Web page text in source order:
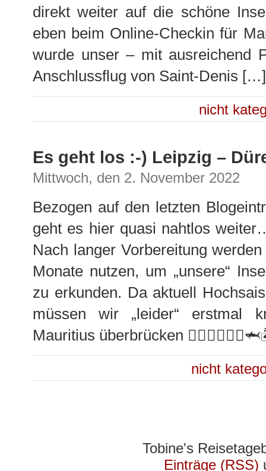
direkt weiter auf die schöne
eben beim Online-Checkin für
wurde unser – mit ausreichend
Anschlussflug von Saint-Denis […]
nicht
Es geht los :-) Leipzig –
Mittwoch, den 2. November 2022
Bezogen auf den letzten
geht es hier quasi nahtlos
Nach langer Vorbereitung
Monate nutzen, um „unsere“
zu erkunden. Da aktuell
müssen wir „leider“ erstmal
Mauritius überbrücken
nicht
Tobine's
Einträge (RSS)